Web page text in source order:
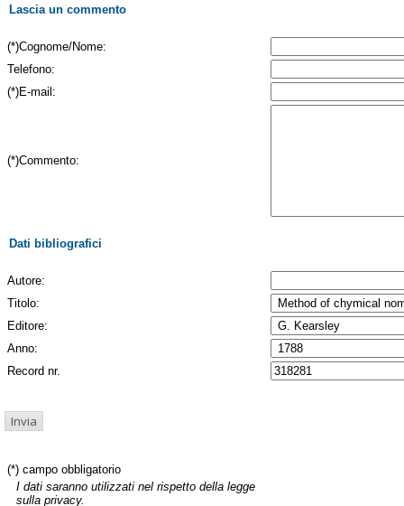
Lascia un commento
(*)Cognome/Nome:
Telefono:
(*)E-mail:
(*)Commento:
Dati bibliografici
Autore:
Titolo:
Editore:
Anno:
Record nr.
(*) campo obbligatorio
I dati saranno utilizzati nel rispetto della legge
sulla privacy.